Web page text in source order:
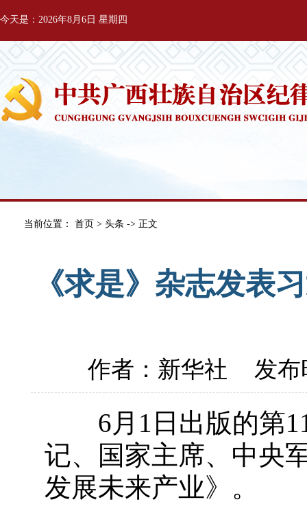
今天是：2026年8月6日 星期四
当前位置： 首页 > 头条 -> 正文
《求是》杂志发表
作者：新华社 发布
6月1日出版的第11
记、国家主席、中央
发展未来产业》。